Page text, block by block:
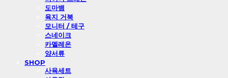
도마뱀
육지 거북
모니터 / 테구
스네이크
카멜레온
양서류
SHOP
사육세트